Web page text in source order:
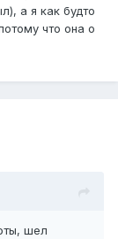
а я как будто
что она о
шел